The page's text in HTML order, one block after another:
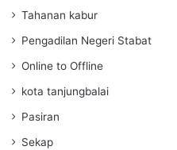
Tahanan kabur
Pengadilan Negeri Stabat
Online to Offline
kota tanjungbalai
Pasiran
Sekap